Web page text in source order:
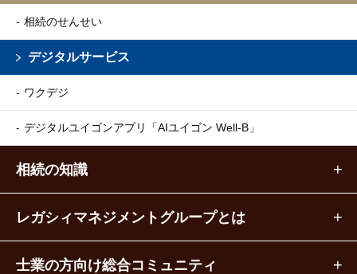
相続のせんせい
デジタルサービス
ワクデジ
デジタルユイゴンアプリ 「AIユイゴン Well-B」
相続の知識
レガシィマネジメントグループとは
士業の方向け総合コミュニティ